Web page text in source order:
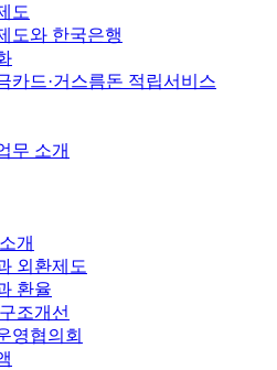
도
도와 한국은행
카드·거스름돈 적립서비스
무 소개
개
외환제도
환율
조개선
영협의회